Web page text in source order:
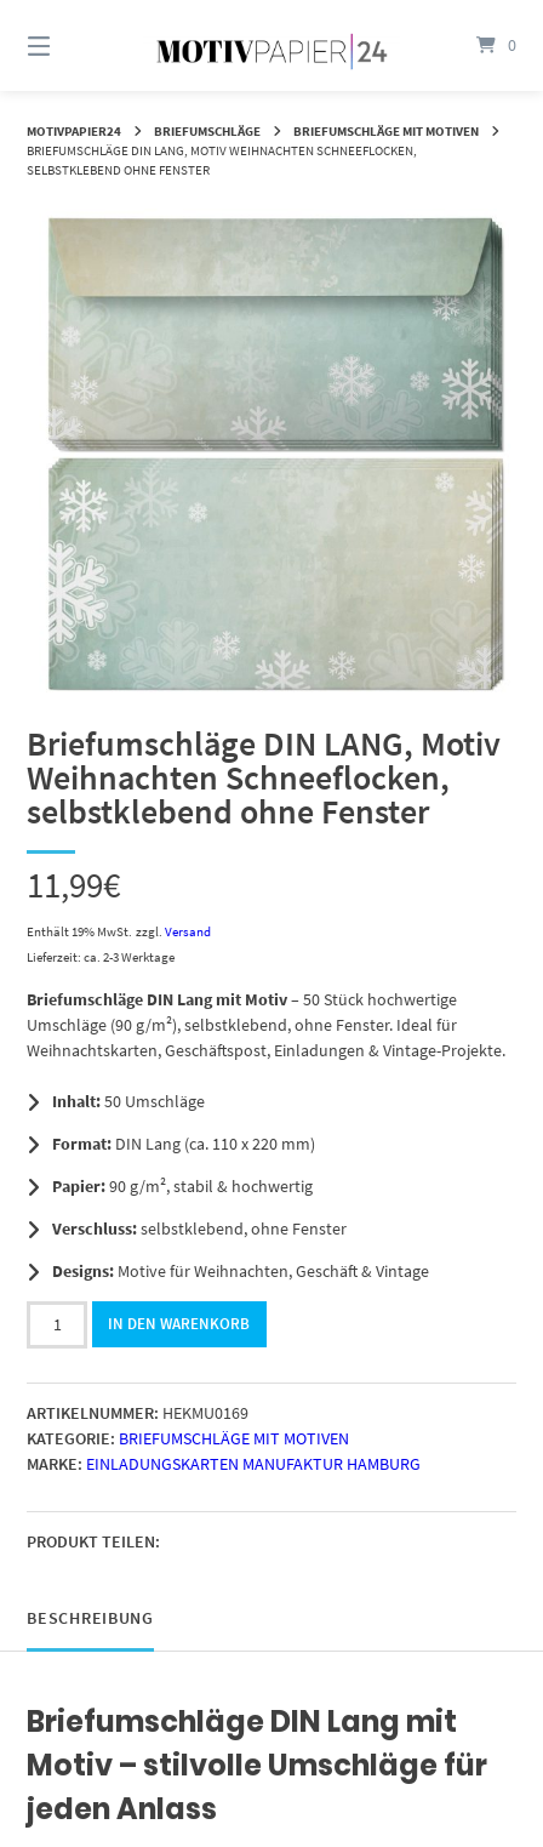
zum
0
MOTIVPAPIER24 BRIEFUMSCHLÄGE
BRIEFUMSCHLÄGE MIT MOTIVEN
BRIEFUMSCHLÄGE DIN LANG, MOTIV WEIHNACHTEN SCHNEEFLOCKEN,
SELBSTKLEBEND OHNE FENSTER
Briefumschläge DIN LANG, Motiv
Weihnachten Schneeflocken,
selbstklebend ohne Fenster
11,99€
Enthält 19% MwSt. zzgl.Versand
Lieferzeit: ca. 2-3 Werktage
Briefumschläge DIN Lang mit Motiv– 50 Stück hochwertige
Umschläge (90 g/m²), selbstklebend, ohne Fenster. Ideal für
Weihnachtskarten, Geschäftspost, Einladungen & Vintage-Projekte.
Inhalt:50 Umschläge
Format: DIN Lang (ca. 110 x 220 mm)
Papier:90 g/m², stabil & hochwertig
Verschluss:selbstklebend, ohne Fenster
Designs: Motive für Weihnachten, Geschäft & Vintage
Briefumschläge
Motiv
Weihnachten
Schneeflocken,
selbstklebend
Fenster
Menge
IN DEN WARENKORB
ARTIKELNUMMER: HEKMU0169
KATEGORIE: BRIEFUMSCHLÄGE MIT MOTIVEN
MARKE: EINLADUNGSKARTEN MANUFAKTUR HAMBURG
PRODUKT TEILEN:
BESCHREIBUNG
Briefumschläge DIN Lang mit
Motiv – stilvolle Umschläge für
jeden Anlass